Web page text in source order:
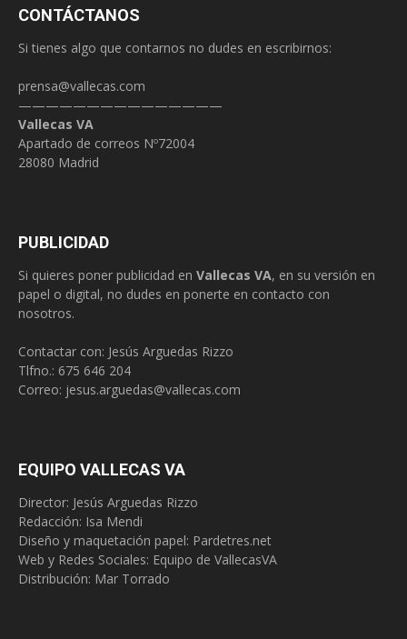
CONTÁCTANOS
Si tienes algo que contarnos no dudes en escribirnos:
prensa@vallecas.com
———————————————
Vallecas VA
Apartado de correos Nº72004
28080 Madrid
PUBLICIDAD
Si quieres poner publicidad en Vallecas VA, en su versión en
papel o digital, no dudes en ponerte en contacto con
nosotros.
Contactar con: Jesús Arguedas Rizzo
Tlfno.: 675 646 204
Correo: jesus.arguedas@vallecas.com
EQUIPO VALLECAS VA
Director: Jesús Arguedas Rizzo
Redacción: Isa Mendi
Diseño y maquetación papel: Pardetres.net
Web y Redes Sociales: Equipo de VallecasVA
Distribución: Mar Torrado